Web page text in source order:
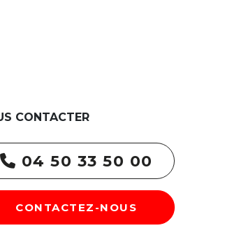
CONTACTER
04 50 33 50 00
CONTACTEZ-NOUS